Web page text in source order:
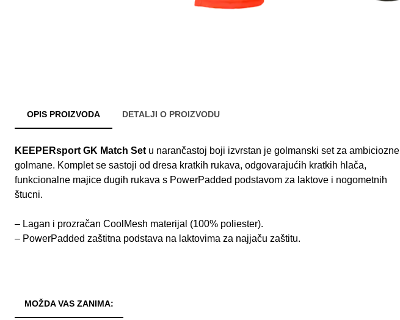
OPIS PROIZVODA DETALJI O PROIZVODU
KEEPERsport GK Match Setu narančastoj boji izvrstan je golmanski set za ambiciozne
golmane. Komplet se sastoji od dresa kratkih rukava, odgovarajućih kratkih hlača,
funkcionalne majice dugih rukava s PowerPadded podstavom za laktove i nogometnih
štucni.
– Lagan i prozračan CoolMesh materijal (100% poliester).
– PowerPadded zaštitna podstava na laktovima za najjaču zaštitu.
MOŽDA VAS ZANIMA: